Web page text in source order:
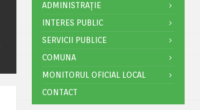
ADMINISTRAȚIE
INTERES PUBLIC
SERVICII PUBLICE
COMUNA
MONITORUL OFICIAL LOCAL
CONTACT